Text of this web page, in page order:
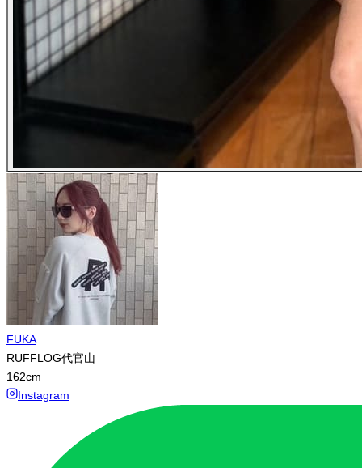
FUKA
RUFFLOG代官山
162cm
Instagram